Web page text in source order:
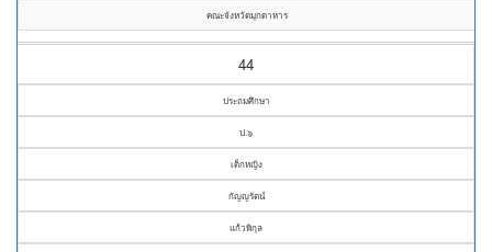
คณะจังหวัดมุกดาหาร
44
ประถมศึกษา
ป.๖
เด็กหญิง
กัญญรัตน์
แก้วพิกุล